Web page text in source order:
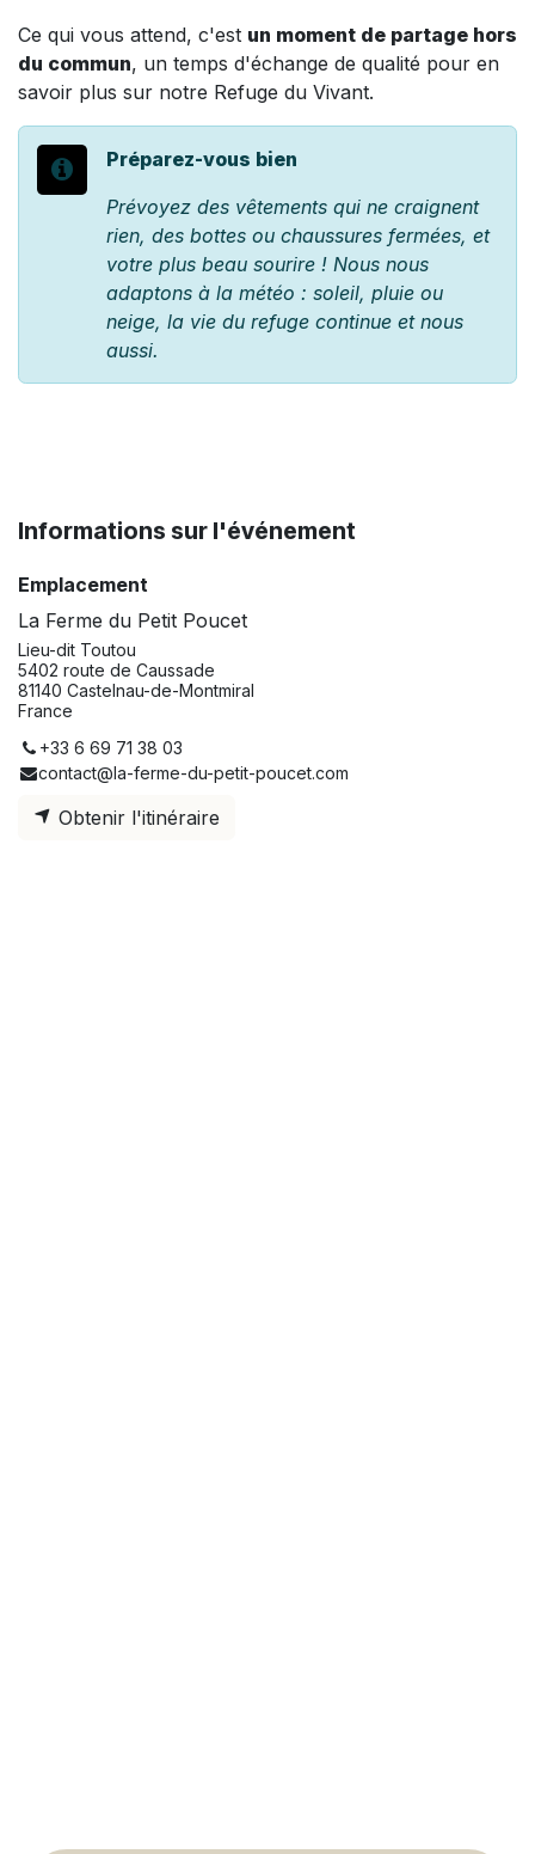
Ce qui vous attend, c'est un moment de partage hors
du commun, un temps d'échange de qualité pour en
savoir plus sur notre Refuge du Vivant.
Préparez-vous bien
Prévoyez des vêtements qui ne craignent
rien, des bottes ou chaussures fermées, et
votre plus beau sourire ! Nous nous
adaptons à la météo : soleil, pluie ou
neige, la vie du refuge continue et nous
aussi.
Informations sur l'événement
Emplacement
La Ferme du Petit Poucet
Lieu-dit Toutou
5402 route de Caussade
81140 Castelnau-de-Montmiral
France
+33 6 69 71 38 03
contact@la-ferme-du-petit-poucet.com
Obtenir l'itinéraire